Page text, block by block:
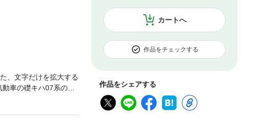
カートへ
作品をチェックする
作品をシェアする
、文字だけを拡大する
車の礎キハ07系の戦